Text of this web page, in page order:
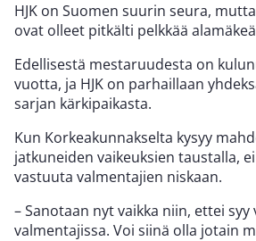
HJK on Suomen suurin seura,
ovat olleet pitkälti pelkkää
Edellisestä mestaruudesta on
vuotta, ja HJK on parhaillaan
sarjan kärkipaikasta.
Kun Korkeakunnakselta kysyy
jatkuneiden vaikeuksien taustalla,
vastuuta valmentajien niskaan.
– Sanotaan nyt vaikka niin, ettei syy
valmentajissa. Voi siinä olla jotain